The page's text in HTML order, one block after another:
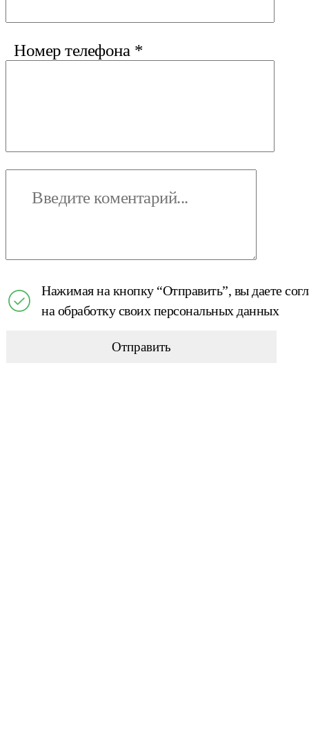
Номер телефона *
Нажимая на кнопку “Отправить”, вы даете
на обработку своих персональных данных
Отправить